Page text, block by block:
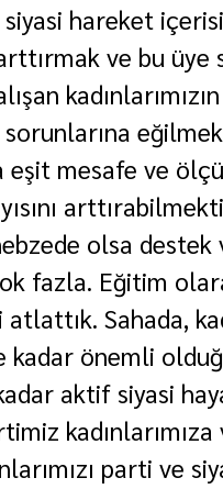
siyasi hareket
ve bu üye
eşit mesafe ve
olsa
fazla. Eğitim
Sahada,
önemli
aktif siyasi
kadınlarımıza
parti ve